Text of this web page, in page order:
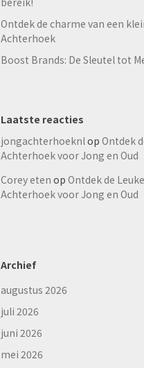
Ontdek de charme van een
Achterhoek
Boost Brands: De Sleutel tot
Laatste reacties
jongachterhoeknlop Ontdek
Achterhoek voor Jong en Oud
Corey eten op Ontdek de
Achterhoek voor Jong en Oud
Archief
augustus 2026
juli 2026
juni 2026
mei 2026